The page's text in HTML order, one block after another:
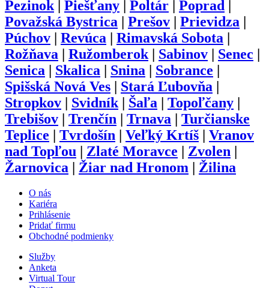
Pezinok | Piešťany | Poltár | Poprad |
Považská Bystrica | Prešov | Prievidza |
Púchov | Revúca | Rimavská Sobota |
Rožňava | Ružomberok | Sabinov | Senec |
Senica | Skalica | Snina | Sobrance |
Spišská Nová Ves | Stará Ľubovňa |
Stropkov | Svidník | Šaľa | Topoľčany |
Trebišov | Trenčín | Trnava | Turčianske
Teplice | Tvrdošín | Veľký Krtíš | Vranov
nad Topľou | Zlaté Moravce | Zvolen |
Žarnovica | Žiar nad Hronom | Žilina
O nás
Kariéra
Prihlásenie
Pridať firmu
Obchodné podmienky
Služby
Anketa
Virtual Tour